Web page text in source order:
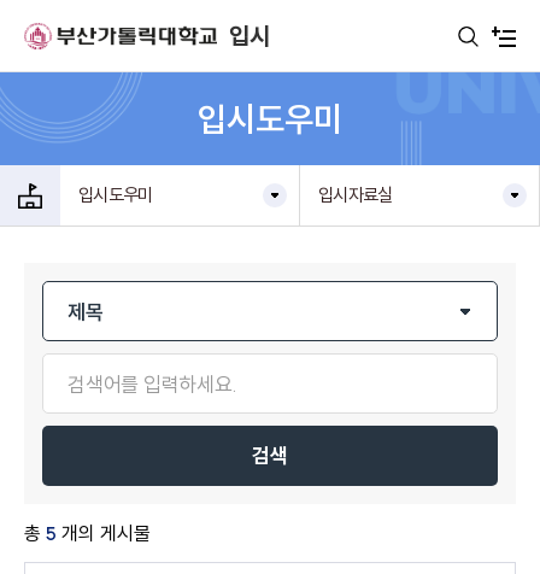
입시
입시도우미
입시도우미 입시자료실
검색
총 5 개의 게시물